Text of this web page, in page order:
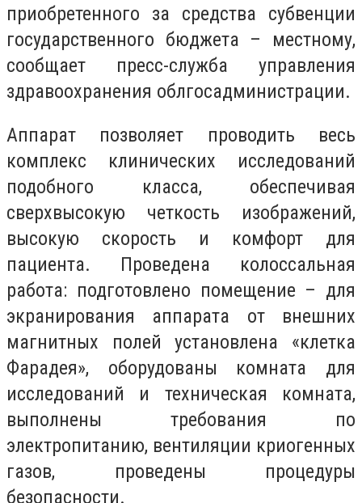
приобретенного за средства субвенции
государственного бюджета – местному,
сообщает пресс-служба управления
здравоохранения облгосадминистрации.
Аппарат позволяет проводить весь
комплекс клинических исследований
подобного класса, обеспечивая
сверхвысокую четкость изображений,
высокую скорость и комфорт для
пациента. Проведена колоссальная
работа: подготовлено помещение – для
экранирования аппарата от внешних
магнитных полей установлена «клетка
Фарадея», оборудованы комната для
исследований и техническая комната,
выполнены требования по
электропитанию, вентиляции криогенных
газов, проведены процедуры
безопасности.